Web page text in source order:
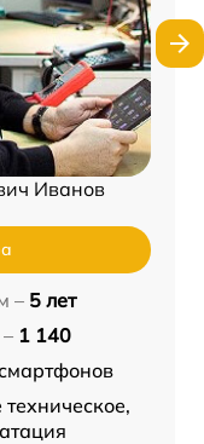
Иванов
– 5 лет
1 140